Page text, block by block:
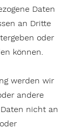
Daten
an Dritte
oder
können.
werden wir
andere
nicht an